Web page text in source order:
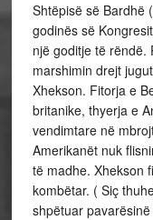
Shtëpisë së Bardhë
godinës së
një goditje të rëndë.
marshimin drejt
Xhekson. Fitorja e
britanike, thyerja e
vendimtare në
Amerikanët nuk
të madhe. Xhekson
kombëtar. ( Siç
shpëtuar